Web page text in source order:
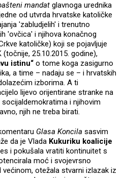
mandat glavnoga urednika
od utvrda hrvatske katoličke
'zabludjelih' i trenutno
'ovčica' i njihova konačnog
katoličke) koji se pojavljuje
25.10.2015. godine),
istinu“ o tome koga zasigurno
a time – nadaju se – i hrvatskih
izborima. A ti
lijevo orijentirane stranke na
i njihovim
njih ne treba birati.
Glasa Koncila sasvim
da je Vlada Kukuriku koalicije
i pokušala vratiti kontinuitet s
moć i svojevrsno
otežala stvarni izlazak iz